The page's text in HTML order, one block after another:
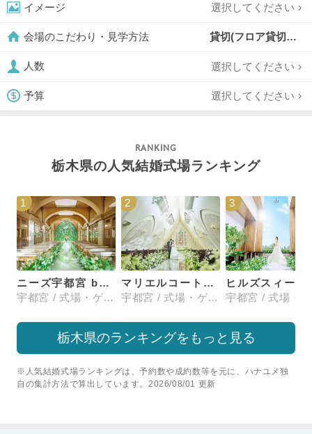
イメージ 選択してください
会場のこだわり・見学方法 貸切(フロア貸切含む),
人数 選択してください
予算 選択してください
栃木県の人気結婚式場ランキング
1
ニーズ宇都宮 by T&G WEDDING(旧 アーカンジェル迎賓館 宇都宮)
宇都宮 / 式場・ゲストハウス
2
マリエルコートインターパーク
宇都宮 / 式場・ゲストハウス
3
栃木県のランキングをもっと見る
※人気結婚式場ランキングは、予約数や成約数等を元に、ハナユメ独
自の集計方法で算出しています。2026/08/01 更新